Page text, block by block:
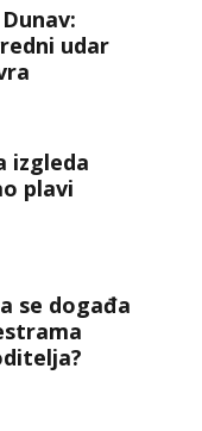
udar
izgleda
plavi
se događa